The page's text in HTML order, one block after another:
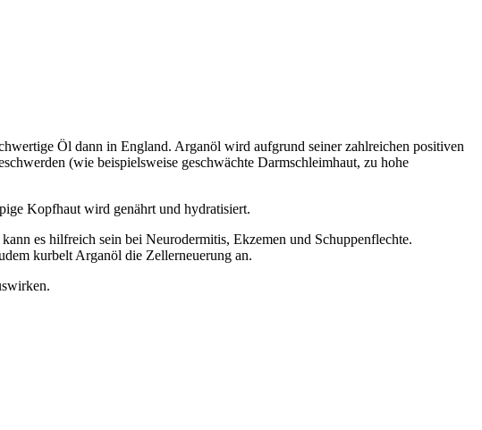
Öl dann in England. Arganöl wird aufgrund seiner zahlreichen positiven
(wie beispielsweise geschwächte Darmschleimhaut, zu hohe
Kopfhaut wird genährt und hydratisiert.
es hilfreich sein bei Neurodermitis, Ekzemen und Schuppenflechte.
kurbelt Arganöl die Zellerneuerung an.